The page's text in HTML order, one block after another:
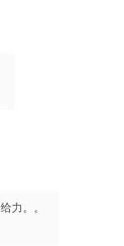
力。。